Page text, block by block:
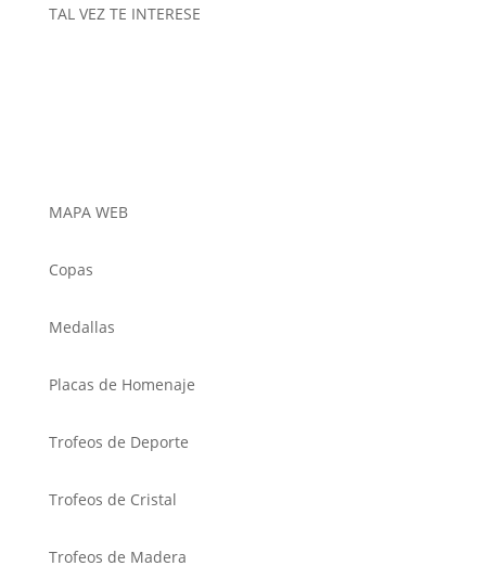
TAL VEZ TE INTERESE
MAPA WEB
Copas
Medallas
Placas de Homenaje
Trofeos de Deporte
Trofeos de Cristal
Trofeos de Madera